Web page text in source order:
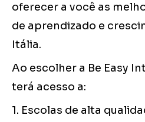
oferecer a você as
de aprendizado e
Itália.
Ao escolher a Be Easy
terá acesso a:
1. Escolas de alta